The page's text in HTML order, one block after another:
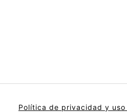
Política de privacidad y